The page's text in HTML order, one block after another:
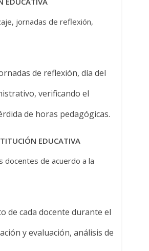
jornadas de reflexión,
de reflexión, día del
verificando el
de horas pedagógicas.
EDUCATIVA
docentes de acuerdo a la
de cada docente durante el
y evaluación, análisis de